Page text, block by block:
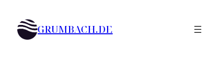
Inhalt
springen GRUMBACH.DE